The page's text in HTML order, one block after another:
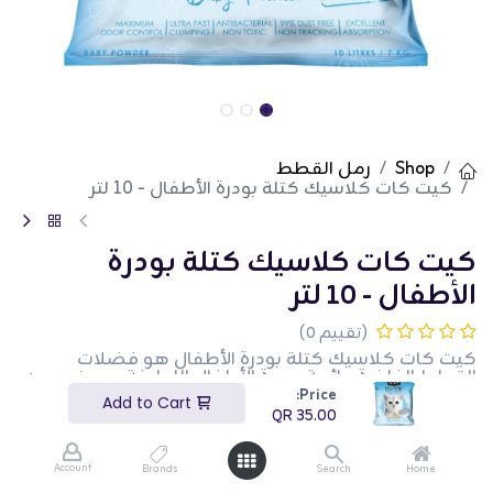
Price:
35.00
Home
Search
Brands
Account
Shop رمل القطط
كيت كات كلاسيك كتلة بودرة الأطفال - 10 لتر
كيت كات كلاسيك كتلة بودرة
الأطفال - 10 لتر
(تقييم 0)
كيت كات كلاسيك كتلة بودرة الأطفال هو فضلات
القطط الفاخرة برائحة بودرة الأطفال اللطيفة. مصنوع من
مكونات طبيعية، يوفر هذا الفضلات تكتل ممتاز وتحكم
فائق في الروائح، مما يضمن بيئة نظيفة ومنعشة لقطتك.
الحقيبة بوزن 10 لتر توفر أداءً طويل الأمد وغبارًا قليلاً، مما
يجعلها مناسبة للمنازل التي تحتوي على عدة قطط. هذه
التركيبة برائحة بودرة الأطفال مثالية لأصحاب القطط الذين
يقدرون الرائحة الناعمة والمريحة التي تحيد الروائح بفعالية.